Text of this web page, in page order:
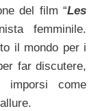
del film “Les
femminile.
il mondo per i
far discutere,
imporsi come